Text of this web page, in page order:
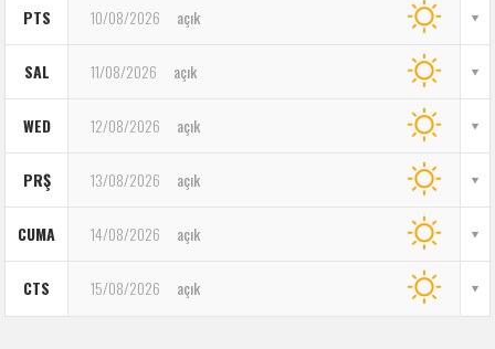
PTS 10/08/2026 açık
SAL 11/08/2026 açık
WED 12/08/2026 açık
PRŞ 13/08/2026 açık
CUMA 14/08/2026 açık
CTS 15/08/2026 açık